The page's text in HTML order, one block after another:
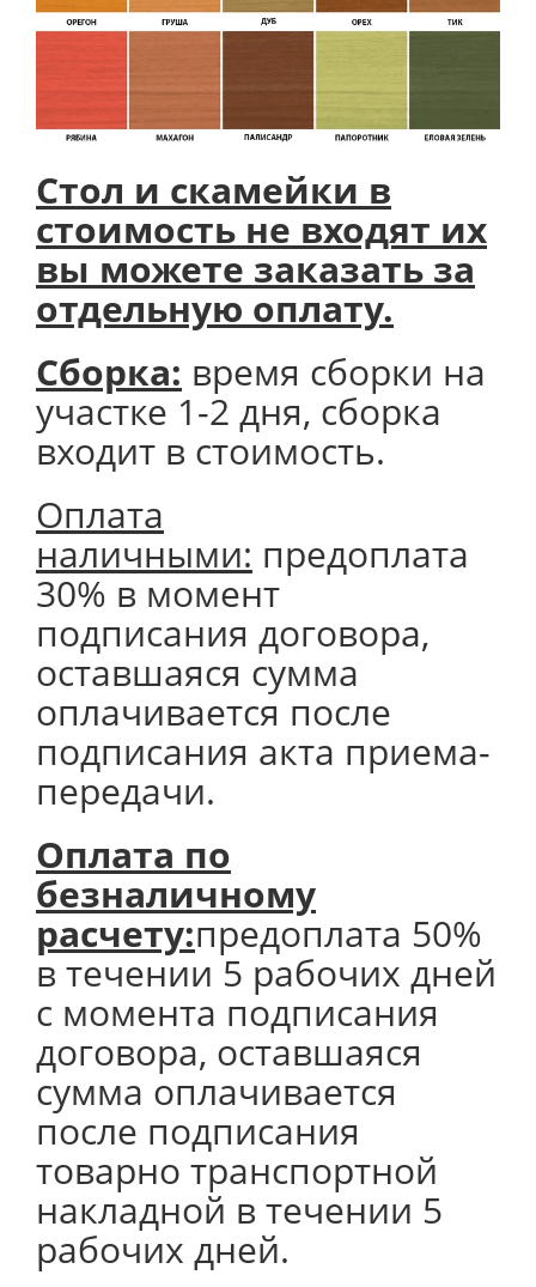
Стол и скамейки в
стоимость не входят их
вы можете заказать за
отдельную оплату.
Сборка: время сборки на
участке 1-2 дня, сборка
входит в стоимость.
Оплата
наличными: предоплата
30% в момент
подписания договора,
оставшаяся сумма
оплачивается после
подписания акта приема-
передачи.
Оплата по
безналичному
расчету:предоплата 50%
в течении 5 рабочих дней
с момента подписания
договора, оставшаяся
сумма оплачивается
после подписания
товарно транспортной
накладной в течении 5
рабочих дней.